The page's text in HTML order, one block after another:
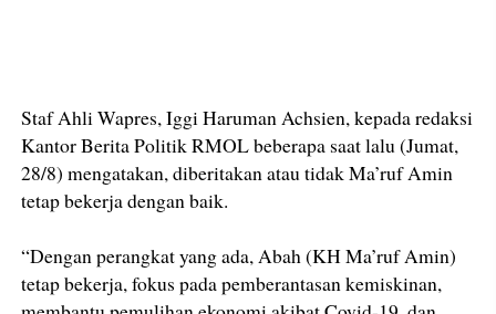
Staf Ahli Wapres, Iggi Haruman Achsien, kepada redaksi
Kantor Berita Politik RMOL beberapa saat lalu (Jumat,
28/8) mengatakan, diberitakan atau tidak Ma’ruf Amin
tetap bekerja dengan baik.
“Dengan perangkat yang ada, Abah (KH Ma’ruf Amin)
tetap bekerja, fokus pada pemberantasan kemiskinan,